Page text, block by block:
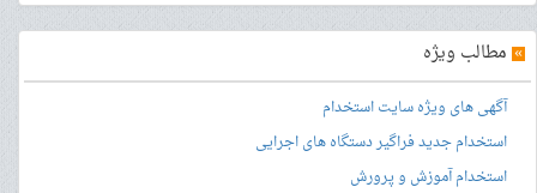
» مطالب ویژه
آگهی های ویژه سایت استخدام
استخدام جدید فراگیر دستگاه های اجرایی
استخدام آموزش و پرورش